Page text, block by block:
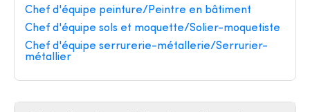
Chef d'équipe peinture/Peintre en bâtiment
Chef d'équipe sols et moquette/Solier-moquetiste
Chef d'équipe serrurerie-métallerie/Serrurier-
métallier